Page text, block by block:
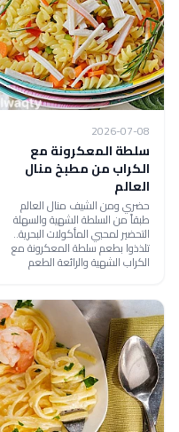
2026-07-08
سلطة المعكرونة مع
الكراب من مطبخ منال
العالم
حضري ومن الشيف منال العالم
طبقاً من السلطة الشهية والسهلة
التحضير لمحبي المأكولات البحرية..
تلذذوا بطعم سلطة المعكرونة مع
الكراب الشهية والرائعة الطعم